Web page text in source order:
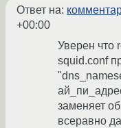
Ответ на:
+00:00
Уверен что
squid.conf
заменяет
всеравно